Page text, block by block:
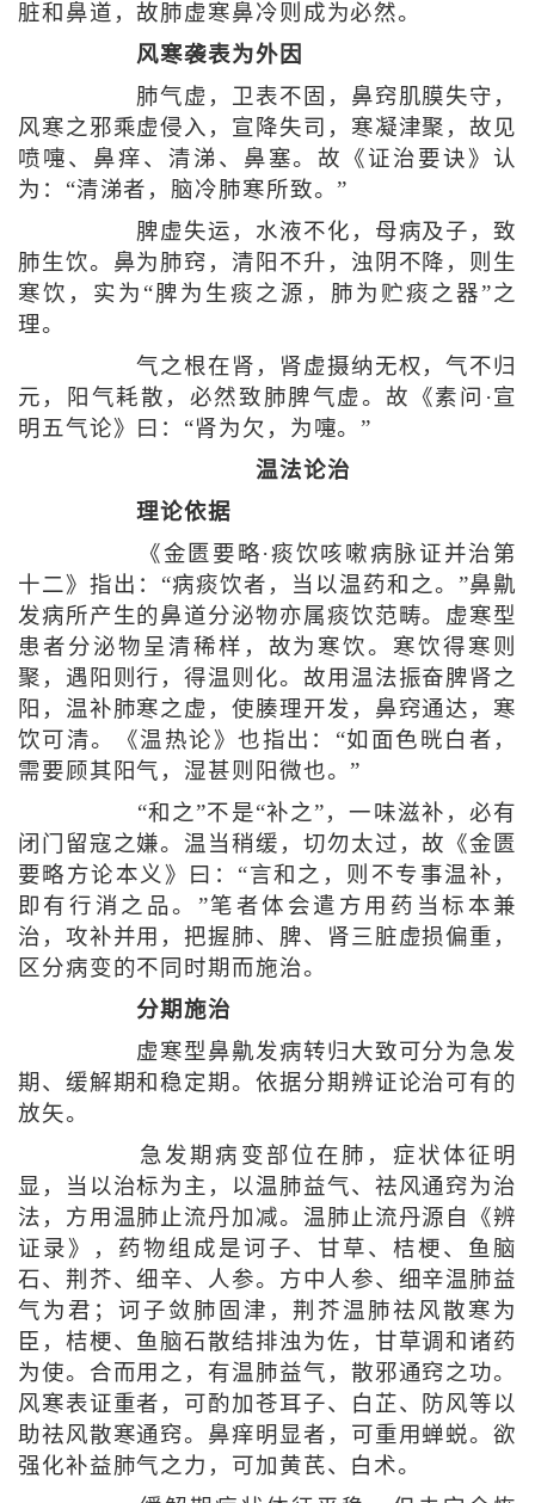
脏和鼻道，故肺虚寒鼻冷则成为必然。
风寒袭表为外因
肺气虚，卫表不固，鼻窍肌膜失守，
风寒之邪乘虚侵入，宣降失司，寒凝津聚，故见
喷嚏、鼻痒、清涕、鼻塞。故《证治要诀》认
为：“清涕者，脑冷肺寒所致。”
脾虚失运，水液不化，母病及子，致
肺生饮。鼻为肺窍，清阳不升，浊阴不降，则生
寒饮，实为“脾为生痰之源，肺为贮痰之器”之
理。
气之根在肾，肾虚摄纳无权，气不归
元，阳气耗散，必然致肺脾气虚。故《素问·宣
明五气论》曰：“肾为欠，为嚏。”
温法论治
理论依据
《金匮要略·痰饮咳嗽病脉证并治第
十二》指出：“病痰饮者，当以温药和之。”鼻鼽
发病所产生的鼻道分泌物亦属痰饮范畴。虚寒型
患者分泌物呈清稀样，故为寒饮。寒饮得寒则
聚，遇阳则行，得温则化。故用温法振奋脾肾之
阳，温补肺寒之虚，使腠理开发，鼻窍通达，寒
饮可清。《温热论》也指出：“如面色晄白者，
需要顾其阳气，湿甚则阳微也。”
“和之”不是“补之”，一味滋补，必有
闭门留寇之嫌。温当稍缓，切勿太过，故《金匮
要略方论本义》曰：“言和之，则不专事温补，
即有行消之品。”笔者体会遣方用药当标本兼
治，攻补并用，把握肺、脾、肾三脏虚损偏重，
区分病变的不同时期而施治。
分期施治
虚寒型鼻鼽发病转归大致可分为急发
期、缓解期和稳定期。依据分期辨证论治可有的
放矢。
急发期病变部位在肺，症状体征明
显，当以治标为主，以温肺益气、祛风通窍为治
法，方用温肺止流丹加减。温肺止流丹源自《辨
证录》，药物组成是诃子、甘草、桔梗、鱼脑
石、荆芥、细辛、人参。方中人参、细辛温肺益
气为君；诃子敛肺固津，荆芥温肺祛风散寒为
臣，桔梗、鱼脑石散结排浊为佐，甘草调和诸药
为使。合而用之，有温肺益气，散邪通窍之功。
风寒表证重者，可酌加苍耳子、白芷、防风等以
助祛风散寒通窍。鼻痒明显者，可重用蝉蜕。欲
强化补益肺气之力，可加黄芪、白术。